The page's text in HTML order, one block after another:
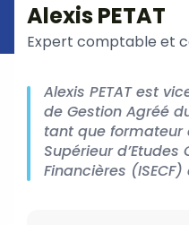
Alexis PETAT
Expert comptable et
Alexis PETAT est
de Gestion Agréé
tant que formateur
Supérieur
Financières